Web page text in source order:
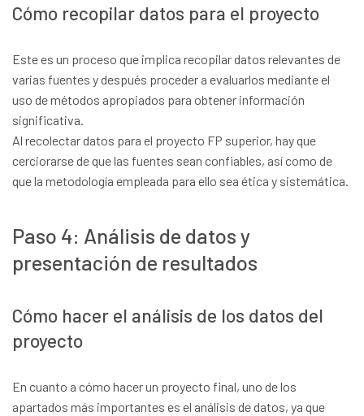
Cómo recopilar datos para el proyecto
Este es un proceso que implica recopilar datos relevantes de
varias fuentes y después proceder a evaluarlos mediante el
uso de métodos apropiados para obtener información
significativa.
Al recolectar datos para el proyecto FP superior, hay que
cerciorarse de que las fuentes sean confiables, así como de
que la metodología empleada para ello sea ética y sistemática.
Paso 4: Análisis de datos y
presentación de resultados
Cómo hacer el análisis de los datos del
proyecto
En cuanto a cómo hacer un proyecto final, uno de los
apartados más importantes es el análisis de datos, ya que